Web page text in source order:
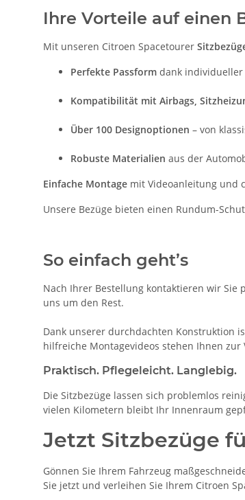
Ihre Vorteile auf einen
Mit unseren Citroen Spacetourer
Perfekte Passform dank
Kompatibilität mit Airbags,
Über 100 Designoptionen – von
Robuste Materialien aus der
Einfache Montage mit Videoanleitung und
Unsere Bezüge bieten einen Rundum-
So einfach geht’s
Nach Ihrer Bestellung kontaktieren wir Sie
uns um den Rest.
Dank unserer durchdachten Konstruktion
hilfreiche Montagevideos stehen Ihnen zur
Praktisch. Pflegeleicht. Langlebig.
Die Sitzbezüge lassen sich problemlos
vielen Kilometern bleibt Ihr Innenraum
Jetzt Sitzbezüge
Gönnen Sie Ihrem Fahrzeug
Sie jetzt und verleihen Sie Ihrem Citroen